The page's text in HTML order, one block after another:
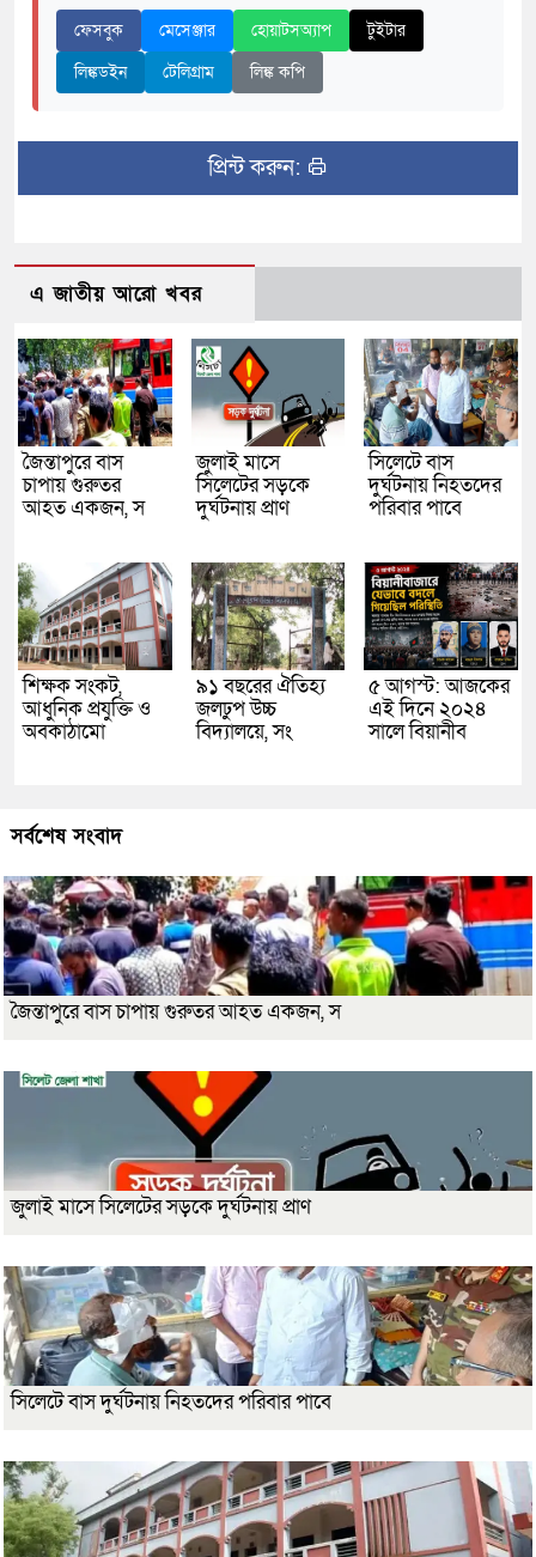
ফেসবুক মেসেঞ্জার হোয়াটসঅ্যাপ
টুইটার
লিঙ্কডইন
টেলিগ্রাম লিঙ্ক কপি
প্রিন্ট করুন:
এ জাতীয় আরো খবর
জৈন্তাপুরে বাস
চাপায় গুরুতর
আহত একজন, স
জুলাই মাসে
সিলেটের সড়কে
দুর্ঘটনায় প্রাণ
সিলেটে বাস
দুর্ঘটনায় নিহতদের
পরিবার পাবে
শিক্ষক সংকট,
আধুনিক প্রযুক্তি ও
অবকাঠামো
৯১ বছরের ঐতিহ্য
জলঢুপ উচ্চ
বিদ্যালয়ে, সং
৫ আগস্ট: আজকের
এই দিনে ২০২৪
সালে বিয়ানীব
সর্বশেষ সংবাদ
জৈন্তাপুরে বাস চাপায় গুরুতর আহত একজন, স
জুলাই মাসে সিলেটের সড়কে দুর্ঘটনায় প্রাণ
সিলেটে বাস দুর্ঘটনায় নিহতদের পরিবার পাবে